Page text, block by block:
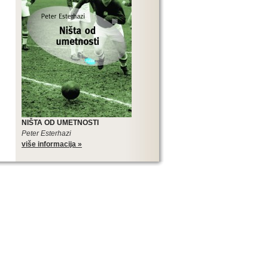
NIŠTA OD UMETNOSTI
Peter Esterhazi
više informacija »